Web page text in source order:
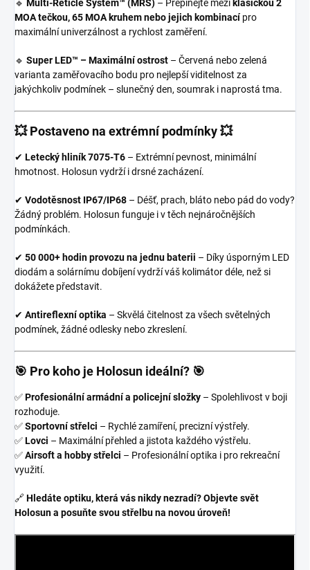
🔹 Multi-Reticle System™ (MRS) – Přepínejte mezi klasickou 2
MOA tečkou, 65 MOA kruhem nebo jejich kombinacípro
maximální univerzálnost a rychlost zaměření.
🔹 Super LED™ – Maximální ostrost – Červená nebo zelená
varianta zaměřovacího bodu pro nejlepší viditelnost za
jakýchkoliv podmínek – slunečný den, soumrak i naprostá tma.
💥 Postaveno na extrémní podmínky 💥
✔ Letecký hliník 7075-T6 – Extrémní pevnost, minimální
hmotnost. Holosun vydrží i drsné zacházení.
✔ Vodotěsnost IP67/IP68 – Déšť, prach, bláto nebo pád do vody?
Žádný problém. Holosun funguje i v těch nejnáročnějších
podmínkách.
✔ 50 000+ hodin provozu na jednu baterii – Díky úsporným LED
diodám a solárnímu dobíjení vydrží váš kolimátor déle, než si
dokážete představit.
✔ Antireflexní optika – Skvělá čitelnost za všech světelných
podmínek, žádné odlesky nebo zkreslení.
🎯 Pro koho je Holosun ideální? 🎯
✅Profesionální armádní a policejní složky – Spolehlivost v boji
rozhoduje.
✅Sportovní střelci – Rychlé zamíření, precizní výstřely.
✅Lovci – Maximální přehled a jistota každého výstřelu.
✅Airsoft a hobby střelci – Profesionální optika i pro rekreační
využití.
🔗Hledáte optiku, která vás nikdy nezradí? Objevte svět
Holosun a posuňte svou střelbu na novou úroveň!